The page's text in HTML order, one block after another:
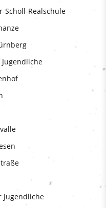
Scholl-Realschule
Jugendliche